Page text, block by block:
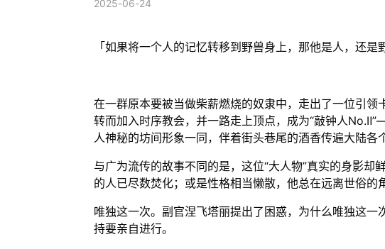
2025-06-24
「如果将一个人的记忆转移到野兽身上，那他是人，还是
在一群原本要被当做柴薪燃烧的奴隶中，走出了一位引
转而加入时序教会，并一路走上顶点，成为“敲钟人
人神秘的坊间形象一同，伴着街头巷尾的酒香传遍大陆各
与广为流传的故事不同的是，这位“大人物”真实的身影却
的人已尽数焚化；或是性格相当懒散，他总在远离世俗的
唯独这一次。副官涅飞塔丽提出了困惑，为什么唯独这一
持要亲自进行。